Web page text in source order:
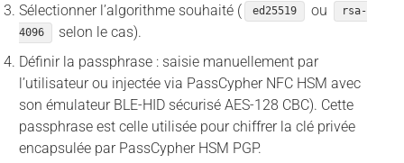
Sélectionner l’algorithme souhaité (
ed25519 ou
rsa-
4096
selon le cas).
Définir la passphrase : saisie manuellement par
l’utilisateur ou injectée via PassCypher NFC HSM avec
son émulateur BLE-HID sécurisé AES-128 CBC). Cette
passphrase est celle utilisée pour chiffrer la clé privée
encapsulée par PassCypher HSM PGP.